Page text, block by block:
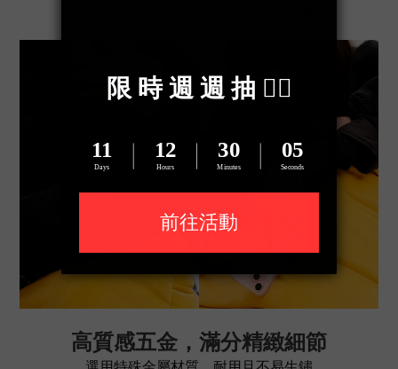
高質感五金，滿分精緻細節